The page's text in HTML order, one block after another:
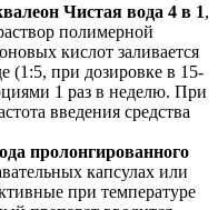
Чистая вода 4 в 1,
полимерной
кислот заливается
(1:5, при дозировке в 15-
1 раз в неделю. При
введения средства
пролонгированного
капсулах или
при температуре